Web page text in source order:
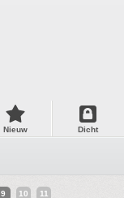
Nieuw Dicht
9 10 11